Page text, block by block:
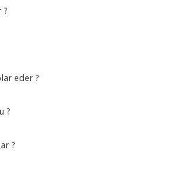
?
eder ?
?
?